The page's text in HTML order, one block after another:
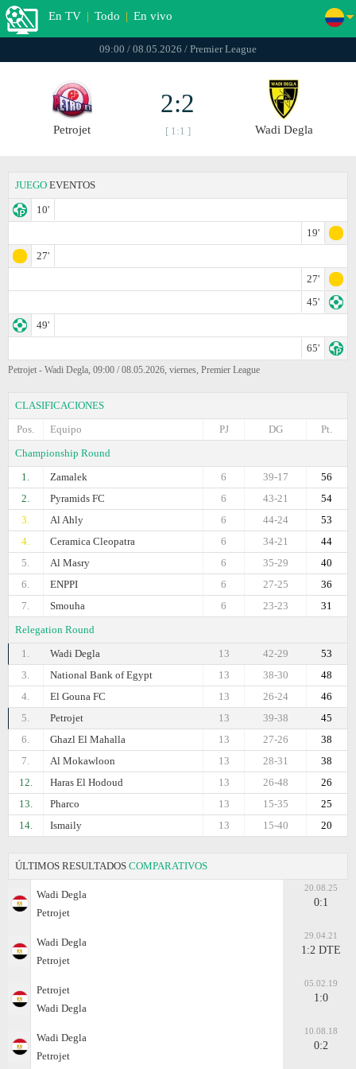
En TV | Todo | En vivo
09:00 / 08.05.2026 / Premier League
Petrojet
2:2
[ 1:1 ] Wadi Degla
JUEGO EVENTOS
10'
19'
27'
27'
45'
49'
65'
Petrojet - Wadi Degla, 09:00 / 08.05.2026, viernes, Premier League
CLASIFICACIONES
Pos.
Equipo Pt.
DG
PJ
Championship Round
1.
Zamalek 56
39-17
6
2.
Pyramids FC 54
43-21
6
3.
Al Ahly 53
44-24
6
4.
Ceramica Cleopatra 44
34-21
6
5.
Al Masry 40
35-29
6
6.
ENPPI 36
27-25
6
7.
Smouha 31
23-23
6
Relegation Round
1.
Wadi Degla 53
42-29
13
3.
National Bank of Egypt 48
38-30
13
4.
El Gouna FC 46
26-24
13
5.
Petrojet 45
39-38
13
6.
Ghazl El Mahalla 38
27-26
13
7.
Al Mokawloon 38
28-31
13
12.
Haras El Hodoud 26
26-48
13
13.
Pharco 25
15-35
13
14.
Ismaily 20
15-40
13
ÚLTIMOS RESULTADOS COMPARATIVOS
Wadi Degla
Petrojet
20.08.25
0:1
Wadi Degla
Petrojet
29.04.21
1:2 DTE
Petrojet
Wadi Degla
05.02.19
1:0
Wadi Degla
Petrojet
10.08.18
0:2